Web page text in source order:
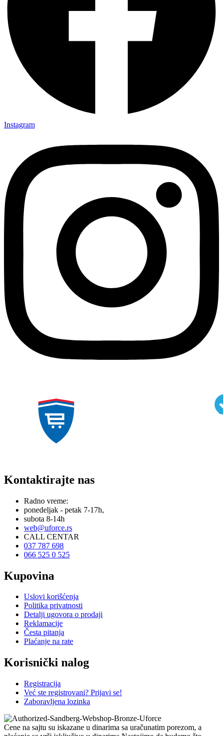
Instagram
Kontaktirajte nas
Radno vreme:
ponedeljak - petak 7-17h,
subota 8-14h
web@uforce.rs
CALL CENTAR
037 787 698
066 525 0 525
Kupovina
Uslovi korišćenja
Politika privatnosti
Detalji ugovora o prodaji
Reklamacije
Česta pitanja
Plaćanje na rate
Korisnički nalog
Registracija
Već ste registrovani? Prijavi se!
Zaboravljena lozinka
Cene na sajtu su iskazane u dinarima sa uračunatim porezom, a